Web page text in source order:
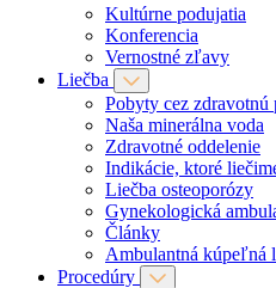
Kultúrne podujatia
Konferencia
Vernostné zľavy
Liečba
Pobyty cez zdravotnú
Naša minerálna voda
Zdravotné oddelenie
Indikácie, ktoré
Liečba osteoporózy
Gynekologická
Články
Ambulantná kúpeľná
Procedúry